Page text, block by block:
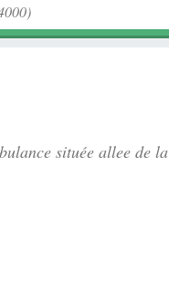
située allee de la